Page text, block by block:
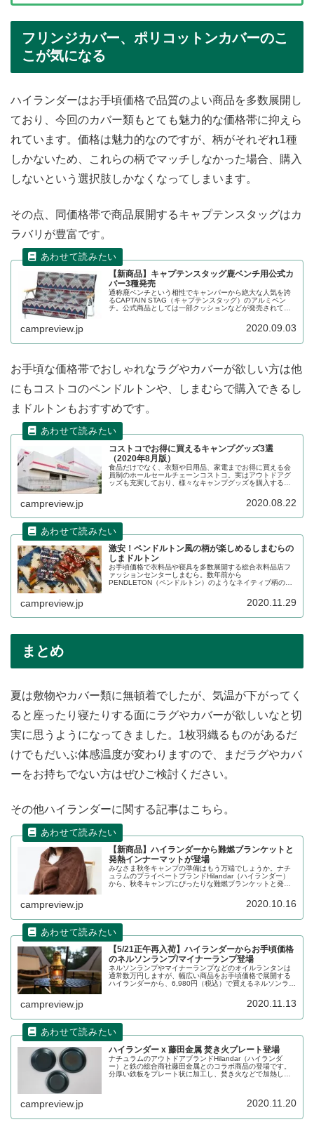
フリンジカバー、ポリコットンカバーのこ
こが気になる
ハイランダーはお手頃価格で品質のよい商品を多数展開し
ており、今回のカバー類もとても魅力的な価格帯に抑えら
れています。価格は魅力的なのですが、柄がそれぞれ1種
しかないため、これらの柄でマッチしなかった場合、購入
しないという選択肢しかなくなってしまいます。
その点、同価格帯で商品展開するキャプテンスタッグはカ
ラバリが豊富です。
【新商品】キャプテンスタッグ鹿ベンチ用公式カ
バー3種発売
通称鹿ベンチという相性でキャンパーから絶大な人気を誇
るCAPTAIN STAG（キャプテンスタッグ）のアルミベン
チ。公式商品としては一部クッションなどが発売されてい
た。この新商品のラグカバーをレビューします。
campreview.jp 2020.09.03
お手頃な価格帯でおしゃれなラグやカバーが欲しい方は他
にもコストコのペンドルトンや、しまむらで購入できるし
まドルトンもおすすめです。
コストコでお得に買えるキャンプグッズ3選
（2020年8月版）
食品だけでなく、衣類や日用品、家電までお得に買える会
員制のホールセールチェーンコストコ。実はアウトドアグ
ッズも充実しており、様々なキャンプグッズを購入するこ
り異なるので、欲しいグッズがないことも...。2020年8月
はお得なキャンプグッズがたくさんあったので、レビュー
campreview.jp 2020.08.22
激安！ペンドルトン風の柄が楽しめるしまむらの
しまドルトン
お手頃価格で衣料品や寝具を多数展開する総合衣料品店フ
ァッションセンターしまむら。数年前から
PENDLETON（ペンドルトン）のようなネイティブ柄のラ
まドルトン」と呼ばれ親しまれています。詳細をレビュー
campreview.jp 2020.11.29
まとめ
夏は敷物やカバー類に無頓着でしたが、気温が下がってく
ると座ったり寝たりする面にラグやカバーが欲しいなと切
実に思うようになってきました。1枚羽織るものがあるだ
けでもだいぶ体感温度が変わりますので、まだラグやカバ
ーをお持ちでない方はぜひご検討ください。
その他ハイランダーに関する記事はこちら。
【新商品】ハイランダーから難燃ブランケットと
発熱インナーマットが登場
みなさま秋冬キャンプの準備はもう万端でしょうか。ナチ
ュラムのプライベートブランドHilandar（ハイランダー）
から、秋冬キャンプにぴったりな難燃ブランケットと発熱
campreview.jp 2020.10.16
【5/21正午再入荷】ハイランダーからお手頃価格
のネルソンランプ/マイナーランプ登場
ネルソンランプやマイナーランプなどのオイルランタンは
通常数万円しますが、幅広い商品をお手頃価格で展開する
ハイランダーから、6,980円（税込）で買えるネルソンラン
campreview.jp 2020.11.13
ハイランダー x 藤田金属 焚き火プレート登場
ナチュラムのアウトドアブランドHilandar（ハイランダ
ー）と鉄の総合商社藤田金属とのコラボ商品の登場です。
分厚い鉄板をプレート状に加工し、焚き火などで加熱して
campreview.jp 2020.11.20